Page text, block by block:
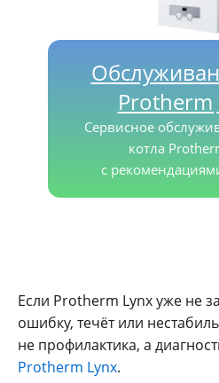
Protherm
Сервисное
котла
с
Если Protherm Lynx уже не
ошибку, течёт или
не профилактика, а
Protherm Lynx.